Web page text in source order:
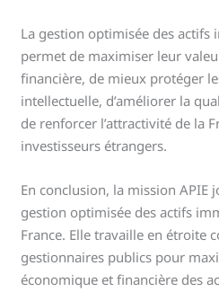
La gestion optimisée des actifs
permet de maximiser leur
financière, de mieux protéger
intellectuelle, d’améliorer la
de renforcer l’attractivité de la
investisseurs étrangers.
En conclusion, la mission APIE
gestion optimisée des actifs
France. Elle travaille en étroite
gestionnaires publics pour
économique et financière des